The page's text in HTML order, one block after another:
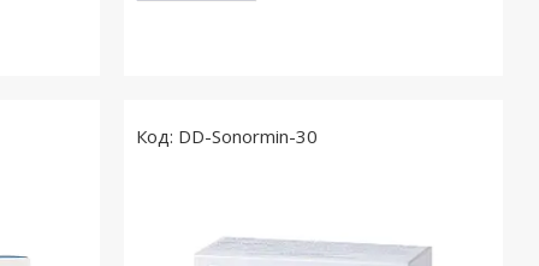
DD-Sonormin-30